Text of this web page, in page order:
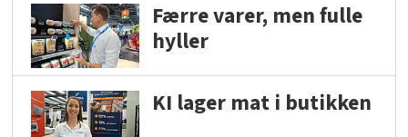
Færre varer, men fulle
hyller
KI lager mat i butikken